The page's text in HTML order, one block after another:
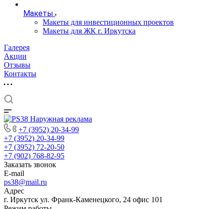
Макеты
Макеты для инвестиционных проектов
Макеты для ЖК г. Иркутска
Галерея
Акции
Отзывы
Контакты
+7 (3952) 20-34-99
+7 (3952) 20-34-99
+7 (3952) 72-20-50
+7 (902) 768-82-95
Заказать звонок
E-mail
ps38@mail.ru
Адрес
г. Иркутск ул. Франк-Каменецкого, 24 офис 101